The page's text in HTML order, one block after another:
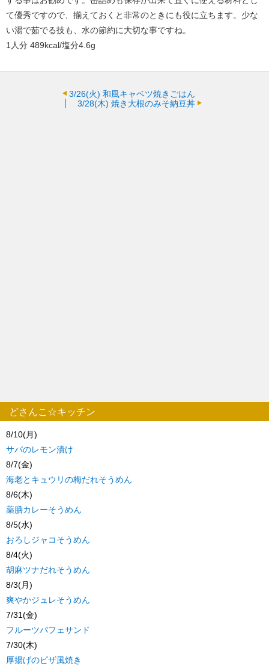
て優秀ですので、揃えておくと非常のときにも役に立ちます。少な
い湯で茹でる技も、水の節約に大切な事ですね。
1人分 489kcal/塩分4.6g
3/26(火) 和風キャベツ焼きごはん
3/28(木) 焼き大根のみそ納豆丼
どさんこ☆キッチン
8/10(月)
サバのレモン漬け
8/7(金)
海老とキュウリの梅だれそうめん
8/6(木)
薬膳カレーそうめん
8/5(水)
おろしジャコそうめん
8/4(火)
胡麻ツナだれそうめん
8/3(月)
爽やかジュレそうめん
7/31(金)
フルーツパフェサンド
7/30(木)
厚揚げのピザ風焼き